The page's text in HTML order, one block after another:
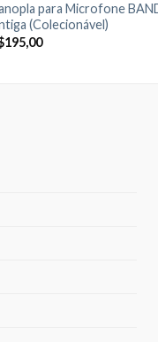
para Microfone
(Colecionável)
195,00